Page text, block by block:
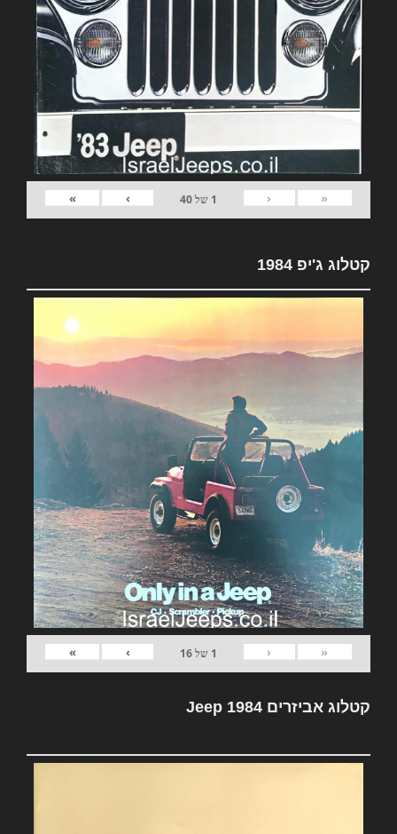
«
‹
1 של40
›
»
קטלוג ג'יפ 1984
«
‹
1 של16
›
»
קטלוג אביזרים Jeep 1984